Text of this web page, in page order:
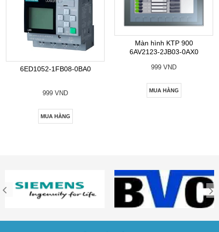
6ED1052-1FB08-0BA0
999 VND
MUA HÀNG
Màn hình KTP 900
6AV2123-2JB03-0AX0
999 VND
MUA HÀNG